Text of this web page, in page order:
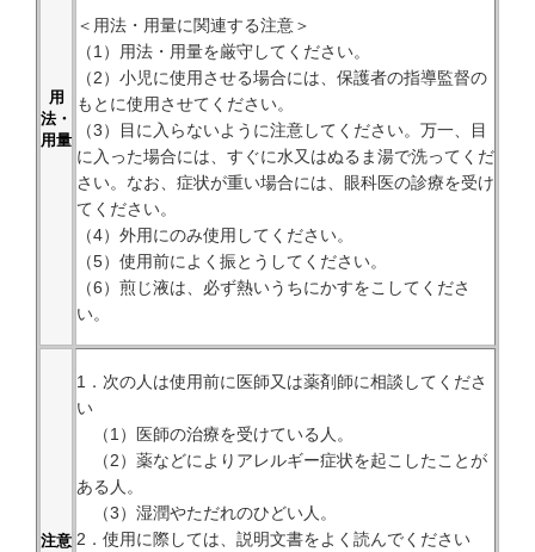
用
法・
用量
＜用法・用量に関連する注意＞
（1）用法・用量を厳守してください。
（2）小児に使用させる場合には、保護者の指導監督の
もとに使用させてください。
（3）目に入らないように注意してください。万一、目
に入った場合には、すぐに水又はぬるま湯で洗ってくだ
さい。なお、症状が重い場合には、眼科医の診療を受け
てください。
（4）外用にのみ使用してください。
（5）使用前によく振とうしてください。
（6）煎じ液は、必ず熱いうちにかすをこしてくださ
い。
注意
1．次の人は使用前に医師又は薬剤師に相談してくださ
い
（1）医師の治療を受けている人。
（2）薬などによりアレルギー症状を起こしたことが
ある人。
（3）湿潤やただれのひどい人。
2．使用に際しては、説明文書をよく読んでください